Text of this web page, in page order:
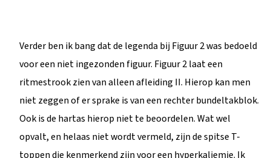
Verder ben ik bang dat de legenda bij Figuur 2 was bedoeld
voor een niet ingezonden figuur. Figuur 2 laat een
ritmestrook zien van alleen afleiding II. Hierop kan men
niet zeggen of er sprake is van een rechter bundeltakblok.
Ook is de hartas hierop niet te beoordelen. Wat wel
opvalt, en helaas niet wordt vermeld, zijn de spitse T-
toppen die kenmerkend zijn voor een hyperkaliemie. Ik